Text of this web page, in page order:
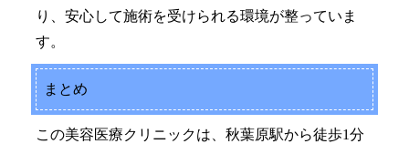
り、安心して施術を受けられる環境が整っていま
す。
まとめ
この美容医療クリニックは、秋葉原駅から徒歩1分